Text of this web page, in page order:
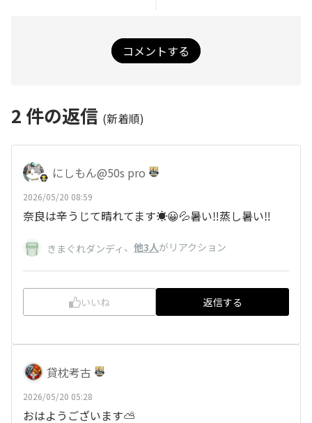
コメントする
2 件の返信 (新着順)
にしもん@50s pro
2026/05/20 08:59
奈良は辛うじて晴れてます☀️😀💦暑い‼️蒸し暑い‼️
きまぐれダンディ 、 他3人がリアクション
いいね 返信する
貸枕考古
2026/05/20 05:28
おはようございます⛅️